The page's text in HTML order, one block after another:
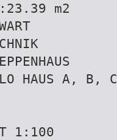
m2
HAUS A, B, C
1:100